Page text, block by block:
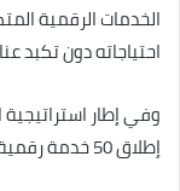
الخدمات الرقمية
احتياجاته دون تكبد
وفي إطار
إطلاق 50 خدمة رقمية جديدة خلال عام 2026.